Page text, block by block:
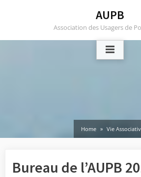
AUPB
Association des Usagers de
Home Vie
Bureau de l’AUPB